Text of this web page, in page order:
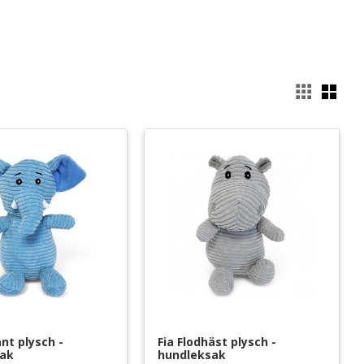
plysch -
Fia Flodhäst plysch -
hundleksak